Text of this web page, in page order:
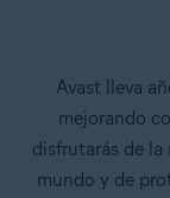
Avast lleva
mejorando
disfrutarás de la
mundo y de